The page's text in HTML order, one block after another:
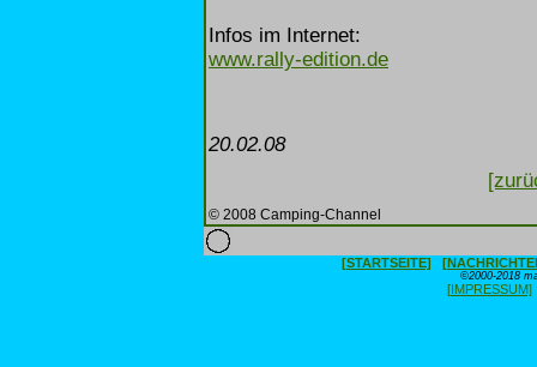
Infos im Internet:
www.rally-edition.de
20.02.08
© 2008 Camping-Channel
[STARTSEITE]
©2000-2018
[IMPRESSUM]